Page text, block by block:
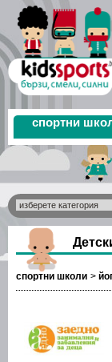
спортни
спортни школи >